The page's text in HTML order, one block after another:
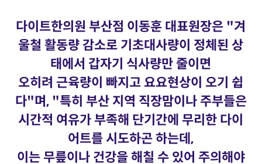
다이트한의원 부산점 이동훈 대표원장은 "겨
울철 활동량 감소로 기초대사량이 정체된 상
태에서 갑자기 식사량만 줄이면
오히려 근육량이 빠지고 요요현상이 오기 쉽
다"며, "특히 부산 지역 직장맘이나 주부들은
시간적 여유가 부족해 단기간에 무리한 다이
어트를 시도하곤 하는데,
이는 무릎이나 건강을 해칠 수 있어 주의해야